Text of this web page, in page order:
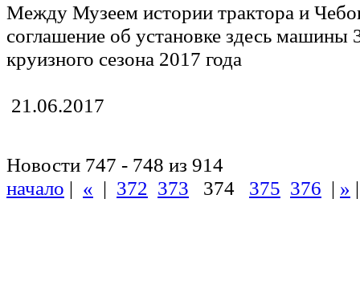
Между Музеем истории трактора и
соглашение об установке здесь
круизного сезона 2017 года
21.06.2017
Новости 747 - 748 из 914
начало | « | 372 373 374 375 376 | »